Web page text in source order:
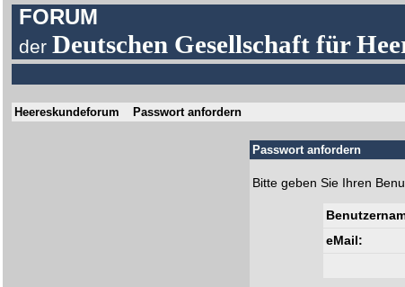
FORUM
derDeutschen Gesellschaft für
Heereskundeforum Passwort anfordern
Passwort anfordern
Bitte geben Sie Ihren
eMail: